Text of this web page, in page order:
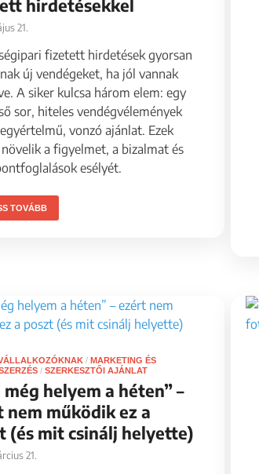
hirdetésekkel
21.
fizetett hirdetések gyorsan
új vendégeket, ha jól vannak
A siker kulcsa három elem: egy
sor, hiteles vendégvélemények
vonzó ajánlat. Ezek
a figyelmet, a bizalmat és
esélyét.
TOVÁBB
/ MARKETING ÉS
/ SZERKESZTŐI AJÁNLAT
még helyem a héten” –
nem működik ez a
(és mit csinálj helyette)
21.